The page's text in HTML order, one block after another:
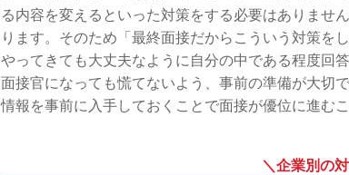
る内容を変えるといった対策をする必要はありませ
ります。そのため「最終面接だからこういう対策を
やってきても大丈夫なように自分の中である程度回
面接官になっても慌てないよう、事前の準備が大切
情報を事前に入手しておくことで面接が優位に進む
＼企業別の